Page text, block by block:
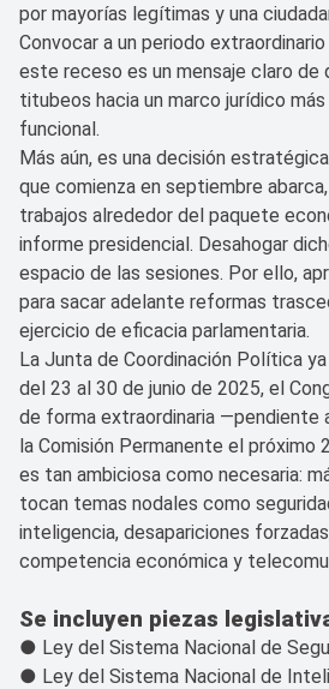
por mayorías legítimas y una
Convocar a un periodo
este receso es un mensaje claro de
titubeos hacia un marco jurídico
funcional.
Más aún, es una decisión
que comienza en septiembre
trabajos alrededor del paquete
informe presidencial. Desahogar
espacio de las sesiones. Por ello,
para sacar adelante reformas
ejercicio de eficacia parlamentaria.
La Junta de Coordinación Política
del 23 al 30 de junio de 2025, el
de forma extraordinaria —pendiente
la Comisión Permanente el próximo
es tan ambiciosa como necesaria:
tocan temas nodales como
inteligencia, desapariciones
competencia económica y
Se incluyen piezas
● Ley del Sistema Nacional de
● Ley del Sistema Nacional de